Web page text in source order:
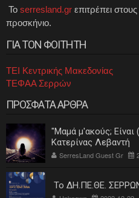
Το serresland.gr επιτρέπει
προσκήνιο.
ΓΙΑ ΤΟΝ ΦΟΙΤΗΤΗ
ΤΕΙ Κεντρικής Μακεδονίας
ΤΕΦΑΑ Σερρών
ΠΡΟΣΦΑΤΑ ΑΡΘΡΑ
"Μαμά μ'ακούς;
Κατερίνας Λεβαντή
SerresLand Guest Gr
Το ΔΗ.ΠΕ.ΘΕ. ΣΕΡΡΩΝ